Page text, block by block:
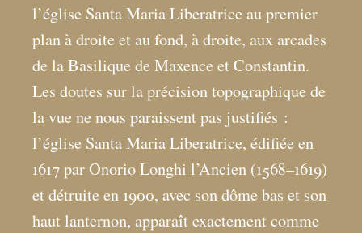
l’église Santa Maria Liberatrice au premier
plan à droite et au fond, à droite, aux arcades
de la Basilique de Maxence et Constantin.
Les doutes sur la précision topographique de
la vue ne nous paraissent pas justifiés :
l’église Santa Maria Liberatrice, édifiée en
1617 par Onorio Longhi l’Ancien (1568–1619)
et détruite en 1900, avec son dôme bas et son
haut lanternon, apparaît exactement comme